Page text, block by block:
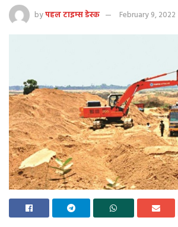
byपहल टाइम्स डेस्क February 9, 2022